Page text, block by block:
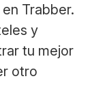
Trabber.
y
tu mejor
otro